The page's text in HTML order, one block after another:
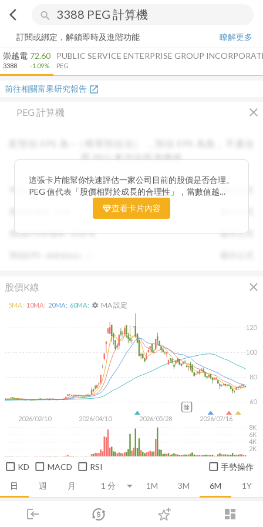
arrow_back_ios search
login dashboard
市場 登入
訂閱或綁定，解鎖即時及進階功能
瞭解更多
崇越電
3388
72.60
-1.09%
PUBLIC SERVICE ENTERPRISE GROUP
PEG
前往相關富果研究報告 open_in_new
PEG 計算機 close
用 PEG 來評估投資價值
PEG :N/A
預估EPS年增率 :0.00% 顯示公式
這張卡片能幫你快速評估一家公司目前的股價是否合理。
PEG 值代表「股價相對於成長的合理性」，當數值越
低，通常表示股票價格尚未充分反映公司未來的獲利成長
潛力，具備投資吸引力。 卡片同時顯示預估 EPS、年增
查看卡片內容
股價K線 close
日 週 月 1M 3M 6M 1Y
2026/02/10 2026/04/10 2026/05/28 2026/07/16
60
80
100
120
2K
4K
6K
8K
5MA: 10MA: 20MA: 60MA: settings MA 設定
除
KD MACD RSI 手勢操作
推薦卡片 技術面 消息面 財務報